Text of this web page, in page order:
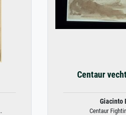
Centaur
Giacinto
Centaur